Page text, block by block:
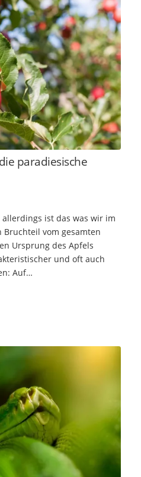
paradiesische
allerdings ist das was wir im
vom gesamten
Ursprung des Apfels
und oft auch
Auf…